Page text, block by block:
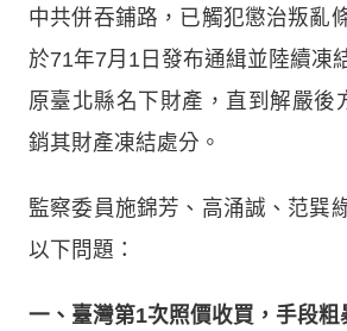
中共併吞鋪路，已觸犯懲治叛亂
於71年7月1日發布通緝並陸續凍
原臺北縣名下財產，直到解嚴後
銷其財產凍結處分。
監察委員施錦芳、高涌誠、范巽
以下問題：
一、臺灣第1次照價收買， 手段粗